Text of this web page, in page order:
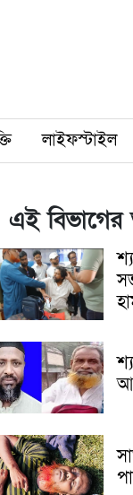
লাইফস্টাইল
এই